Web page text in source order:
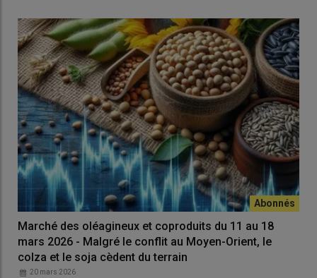
Marché des oléagineux et coproduits du 11 au 18
mars 2026 - Malgré le conflit au Moyen-Orient, le
colza et le soja cèdent du terrain
20 mars 2026